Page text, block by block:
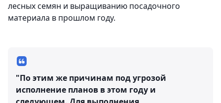
лесных семян и выращиванию посадочного
материала в прошлом году.
"По этим же причинам под угрозой
исполнение планов в этом году и